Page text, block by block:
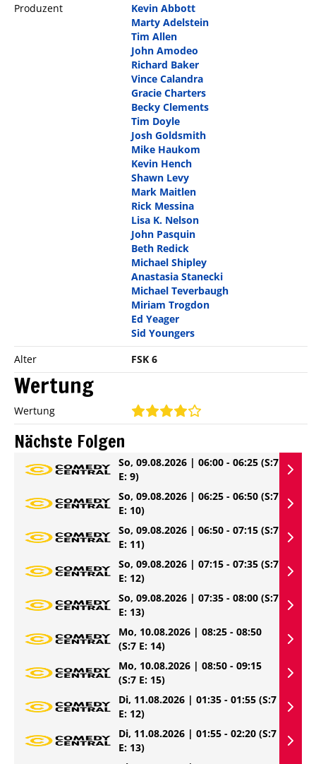
Produzent
Kevin Abbott
Marty Adelstein
Tim Allen
John Amodeo
Richard Baker
Vince Calandra
Gracie Charters
Becky Clements
Tim Doyle
Josh Goldsmith
Mike Haukom
Kevin Hench
Shawn Levy
Mark Maitlen
Rick Messina
Lisa K. Nelson
John Pasquin
Beth Redick
Michael Shipley
Anastasia Stanecki
Michael Teverbaugh
Miriam Trogdon
Ed Yeager
Sid Youngers
Alter
FSK 6
Wertung
Wertung
Nächste Folgen
So, 09.08.2026 | 06:00 - 06:25 (S:7
E: 9)
So, 09.08.2026 | 06:25 - 06:50 (S:7
E: 10)
So, 09.08.2026 | 06:50 - 07:15 (S:7
E: 11)
So, 09.08.2026 | 07:15 - 07:35 (S:7
E: 12)
So, 09.08.2026 | 07:35 - 08:00 (S:7
E: 13)
Mo, 10.08.2026 | 08:25 - 08:50
(S:7 E: 14)
Mo, 10.08.2026 | 08:50 - 09:15
(S:7 E: 15)
Di, 11.08.2026 | 01:35 - 01:55 (S:7
E: 12)
Di, 11.08.2026 | 01:55 - 02:20 (S:7
E: 13)